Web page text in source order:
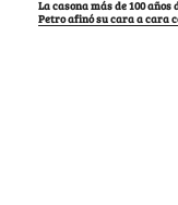
La casona más de 100
Petro afinó su cara a cara